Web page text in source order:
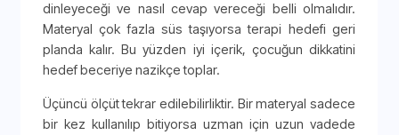
dinleyeceği ve nasıl cevap vereceği belli olmalıdır.
Materyal çok fazla süs taşıyorsa terapi hedefi geri
planda kalır. Bu yüzden iyi içerik, çocuğun dikkatini
hedef beceriye nazikçe toplar.
Üçüncü ölçüt tekrar edilebilirliktir. Bir materyal sadece
bir kez kullanılıp bitiyorsa uzman için uzun vadede